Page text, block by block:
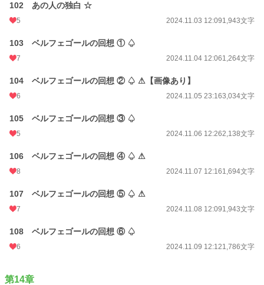
102 あの人の独白 ☆
5 2024.11.03 12:091,943文字
103 ベルフェゴールの回想 ① ♤
7 2024.11.04 12:061,264文字
104 ベルフェゴールの回想 ② ♤ ⚠【画像あり】
6 2024.11.05 23:163,034文字
105 ベルフェゴールの回想 ③ ♤
5 2024.11.06 12:262,138文字
106 ベルフェゴールの回想 ④ ♤ ⚠
8 2024.11.07 12:161,694文字
107 ベルフェゴールの回想 ⑤ ♤ ⚠
7 2024.11.08 12:091,943文字
108 ベルフェゴールの回想 ⑥ ♤
6 2024.11.09 12:121,786文字
第14章